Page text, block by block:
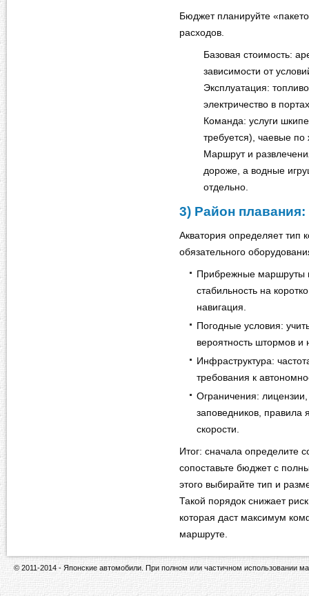
Бюджет планируйте
расходов.
Базовая стоимость:
зависимости от
Эксплуатация:
электричество в
Команда: услуги
требуется), чаевые
Маршрут и
дороже, а водные
отдельно.
3) Район
Акватория определяет тип
обязательного
Прибрежные маршруты
стабильность на
навигация.
Погодные условия:
вероятность штормов и
Инфраструктура:
требования к
Ограничения:
заповедников, правила
скорости.
Итог: сначала определите
сопоставьте бюджет с
этого выбирайте тип и
Такой порядок снижает
которая даст максимум
маршруте.
© 2011-2014 - Японские автомобили. При полном или частичном использовании